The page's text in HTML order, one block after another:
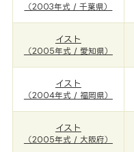
（2003年式 / 千葉県）
イスト
（2005年式 / 愛知県）
イスト
（2004年式 / 福岡県）
イスト
（2005年式 / 大阪府）